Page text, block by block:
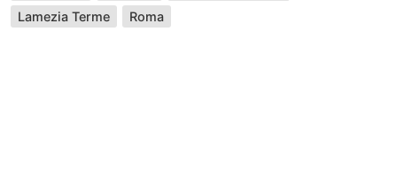
Lamezia Terme
Roma